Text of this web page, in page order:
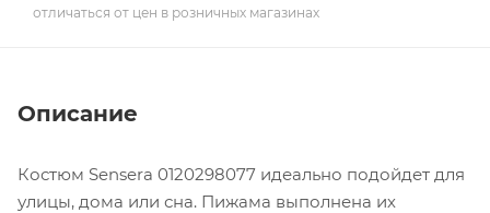
отличаться от цен в розничных магазинах
Описание
Костюм Sensera 0120298077 идеально подойдет для
улицы, дома или сна. Пижама выполнена их